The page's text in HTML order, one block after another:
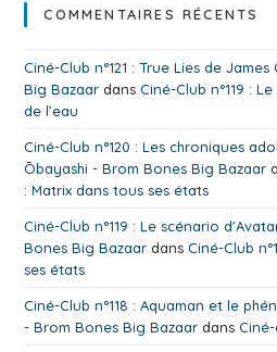
COMMENTAIRES RÉCENTS
Ciné-Club n°121 : True Lies de
Big Bazaar dans Ciné-Club n°119 :
de l’eau
Ciné-Club n°120 : Les chroniques
Ōbayashi - Brom Bones Big Bazaar
: Matrix dans tous ses états
Ciné-Club n°119 : Le scénario
Bones Big Bazaar dans Ciné-Club
ses états
Ciné-Club n°118 : Aquaman et le
- Brom Bones Big Bazaar dans